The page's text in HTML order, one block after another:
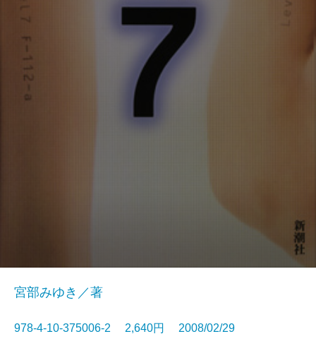
宮部みゆき／著
978-4-10-375006-2 2,640円 2008/02/29